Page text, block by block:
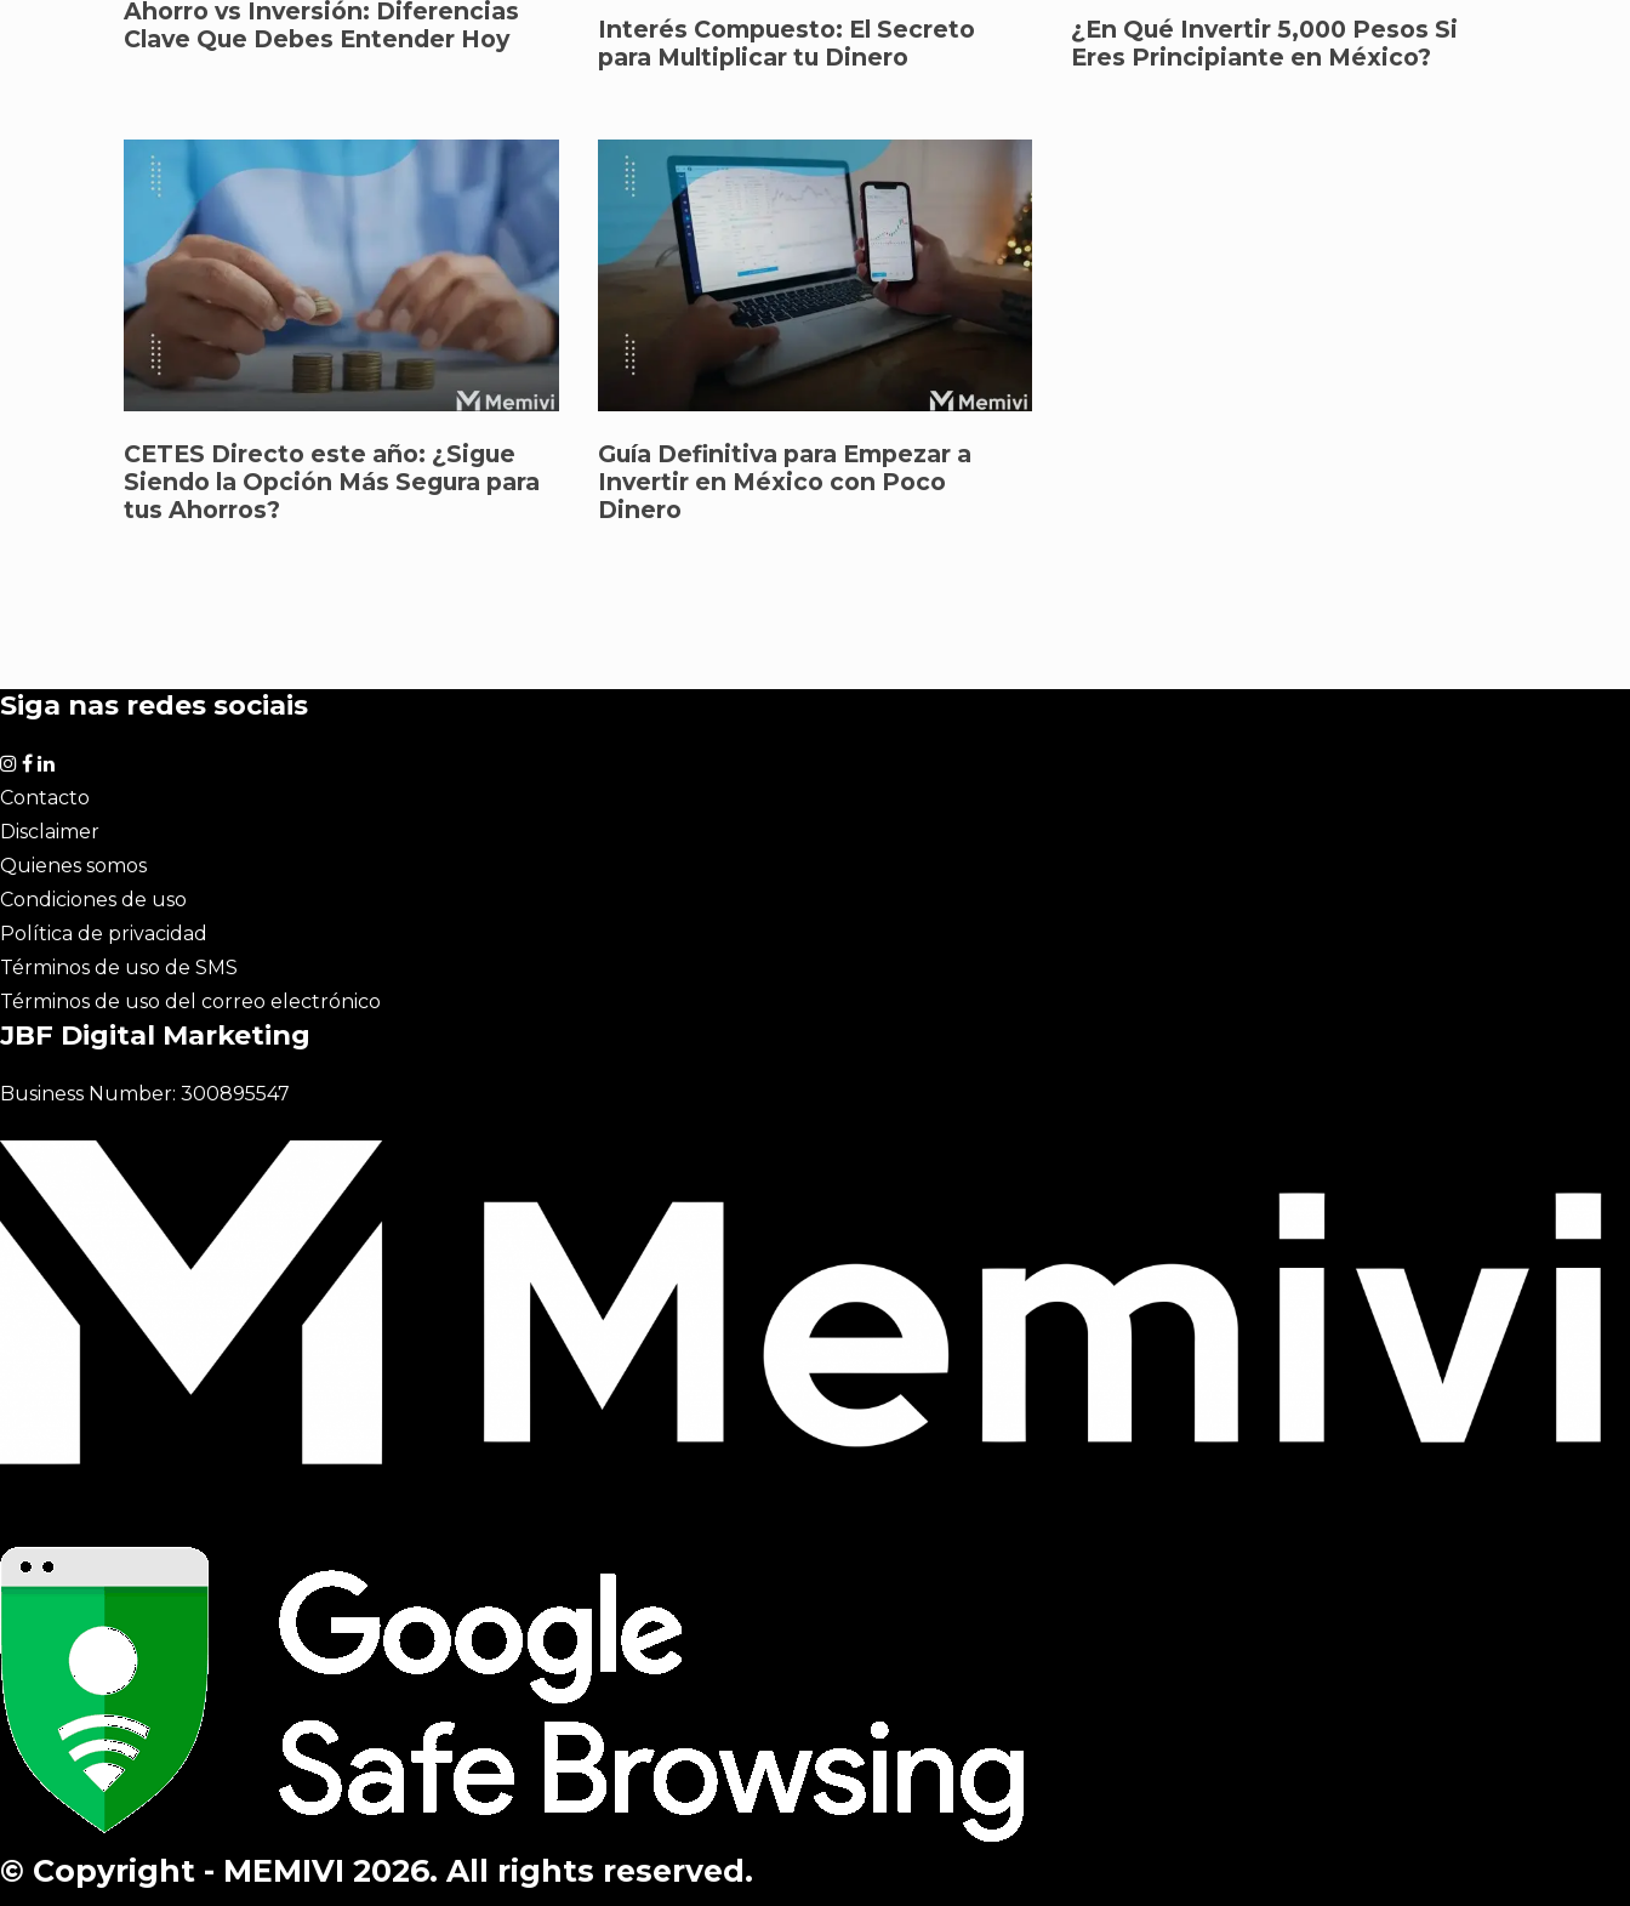
Ahorro vs Inversión: Diferencias
Clave Que Debes Entender Hoy
Interés Compuesto: El Secreto
para Multiplicar tu Dinero
¿En Qué Invertir 5,000 Pesos Si
Eres Principiante en México?
CETES Directo este año: ¿Sigue
Siendo la Opción Más Segura para
tus Ahorros?
Guía Definitiva para Empezar a
Invertir en México con Poco
Dinero
Siga nas redes sociais
Contacto
Disclaimer
Quienes somos
Condiciones de uso
Política de privacidad
Términos de uso de SMS
Términos de uso del correo electrónico
JBF Digital Marketing
Business Number: 300895547
© Copyright - MEMIVI 2026. All rights reserved.